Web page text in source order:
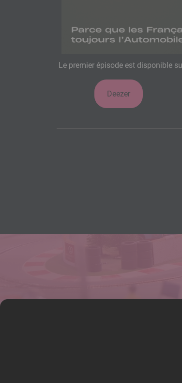
Le premier épisode est disponible
Deezer